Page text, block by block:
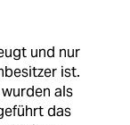
und nur
ist.
als
das